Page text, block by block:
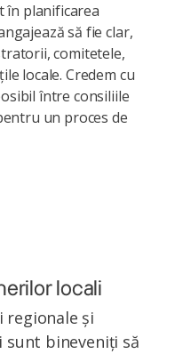
în planificarea
să fie clar,
comitetele,
locale. Credem cu
între consiliile
un proces de
locali
regionale și
bineveniți să